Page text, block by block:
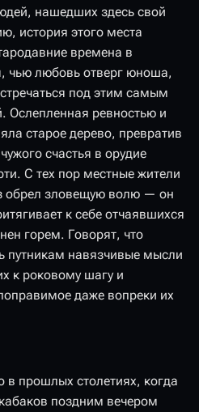
нашедших здесь свой
история этого места
времена в
чью любовь отверг юноша,
под этим самым
Ослепленная ревностью и
старое дерево, превратив
счастья в орудие
С тех пор местные жители
обрел зловещую волю — он
к себе отчаявшихся
горем. Говорят, что
путникам навязчивые мысли
к роковому шагу и
даже вопреки их
в прошлых столетиях, когда
поздним вечером